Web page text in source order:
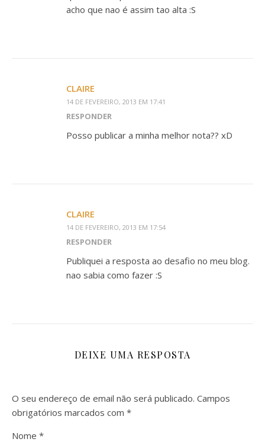
acho que nao é assim tao alta :S
CLAIRE
14 DE FEVEREIRO, 2013 EM 17:41
RESPONDER
Posso publicar a minha melhor nota?? xD
CLAIRE
14 DE FEVEREIRO, 2013 EM 17:54
RESPONDER
Publiquei a resposta ao desafio no meu blog.
nao sabia como fazer :S
DEIXE UMA RESPOSTA
O seu endereço de email não será publicado. Campos
obrigatórios marcados com *
Nome *